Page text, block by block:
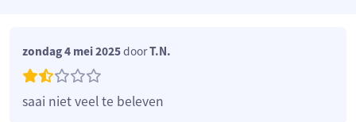
zondag 4 mei 2025doorT.N.
saai niet veel te beleven